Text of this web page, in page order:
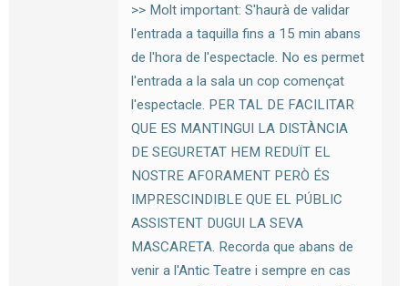
>> Molt important: S'haurà de validar
l'entrada a taquilla fins a 15 min abans
de l'hora de l'espectacle. No es permet
l'entrada a la sala un cop començat
l'espectacle. PER TAL DE FACILITAR
QUE ES MANTINGUI LA DISTÀNCIA
DE SEGURETAT HEM REDUÏT EL
NOSTRE AFORAMENT PERÒ ÉS
IMPRESCINDIBLE QUE EL PÚBLIC
ASSISTENT DUGUI LA SEVA
MASCARETA. Recorda que abans de
venir a l'Antic Teatre i sempre en cas